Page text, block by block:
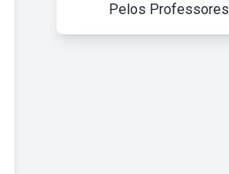
Pelos Professores